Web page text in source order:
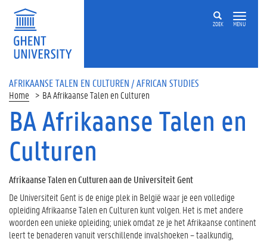
ZOEK MENU
AFRIKAANSE TALEN EN CULTUREN / AFRICAN STUDIES
Home BA Afrikaanse Talen en Culturen
BA Afrikaanse Talen en
Culturen
Afrikaanse Talen en Culturen aan de Universiteit Gent
De Universiteit Gent is de enige plek in België waar je een volledige
opleiding Afrikaanse Talen en Culturen kunt volgen. Het is met andere
woorden een unieke opleiding; uniek omdat ze je het Afrikaanse continent
leert te benaderen vanuit verschillende invalshoeken – taalkundig,